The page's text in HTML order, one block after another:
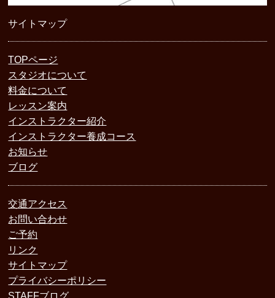
サイトマップ
TOPページ
スタジオについて
料金について
レッスン案内
インストラクター紹介
インストラクター養成コース
お知らせ
ブログ
交通アクセス
お問い合わせ
ご予約
リンク
サイトマップ
プライバシーポリシー
STAFFブログ